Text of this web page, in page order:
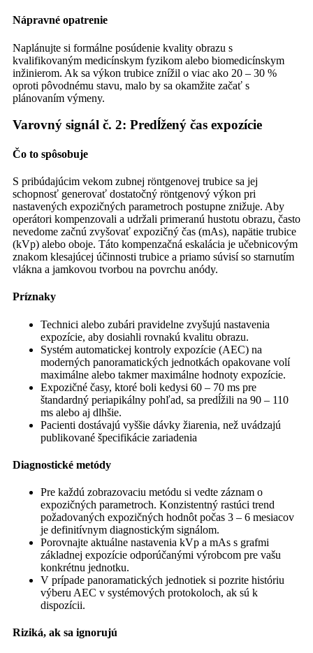
Nápravné opatrenie
Naplánujte si formálne posúdenie kvality obrazu s
kvalifikovaným medicínskym fyzikom alebo biomedicínskym
inžinierom. Ak sa výkon trubice znížil o viac ako 20 – 30 %
oproti pôvodnému stavu, malo by sa okamžite začať s
plánovaním výmeny.
Varovný signál č. 2: Predĺžený čas expozície
Čo to spôsobuje
S pribúdajúcim vekom zubnej röntgenovej trubice sa jej
schopnosť generovať dostatočný röntgenový výkon pri
nastavených expozičných parametroch postupne znižuje. Aby
operátori kompenzovali a udržali primeranú hustotu obrazu, často
nevedome začnú zvyšovať expozičný čas (mAs), napätie trubice
(kVp) alebo oboje. Táto kompenzačná eskalácia je učebnicovým
znakom klesajúcej účinnosti trubice a priamo súvisí so starnutím
vlákna a jamkovou tvorbou na povrchu anódy.
Príznaky
Technici alebo zubári pravidelne zvyšujú nastavenia
expozície, aby dosiahli rovnakú kvalitu obrazu.
Systém automatickej kontroly expozície (AEC) na
moderných panoramatických jednotkách opakovane volí
maximálne alebo takmer maximálne hodnoty expozície.
Expozičné časy, ktoré boli kedysi 60 – 70 ms pre
štandardný periapikálny pohľad, sa predĺžili na 90 – 110
ms alebo aj dlhšie.
Pacienti dostávajú vyššie dávky žiarenia, než uvádzajú
publikované špecifikácie zariadenia
Diagnostické metódy
Pre každú zobrazovaciu metódu si vedte záznam o
expozičných parametroch. Konzistentný rastúci trend
požadovaných expozičných hodnôt počas 3 – 6 mesiacov
je definitívnym diagnostickým signálom.
Porovnajte aktuálne nastavenia kVp a mAs s grafmi
základnej expozície odporúčanými výrobcom pre vašu
konkrétnu jednotku.
V prípade panoramatických jednotiek si pozrite históriu
výberu AEC v systémových protokoloch, ak sú k
dispozícii.
Riziká, ak sa ignorujú